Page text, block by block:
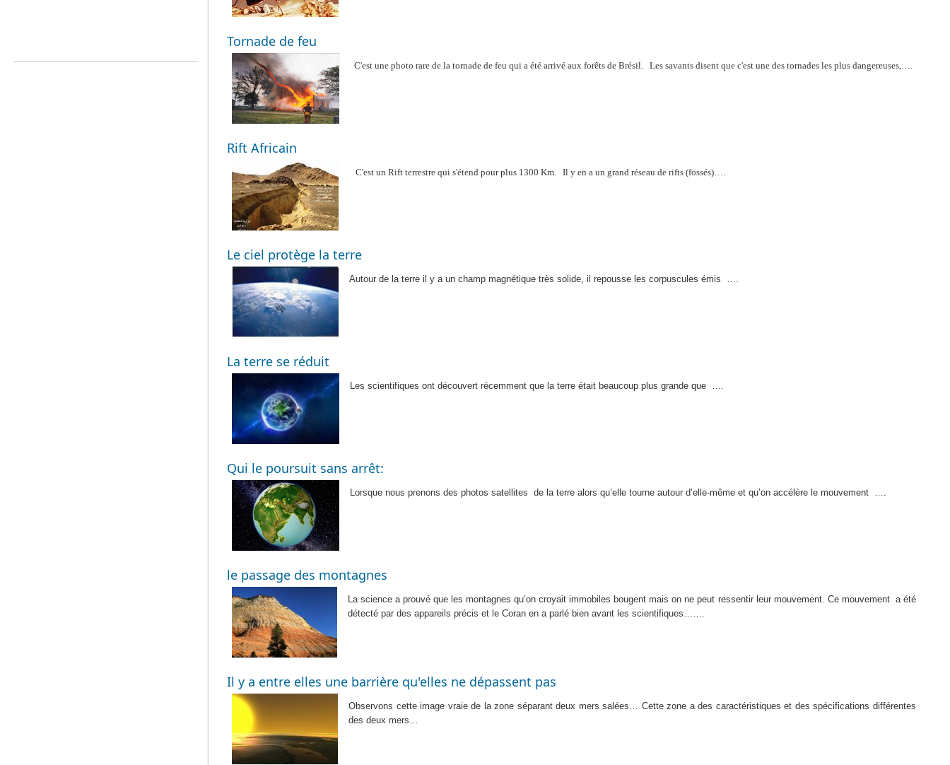
Tornade de feu
C'est une photo rare de la tornade de feu qui a été arrivé aux forêts de Brésil. Les savants disent que c'est une des tornades les plus dangereuses,….
Rift Africain
C'est un Rift terrestre qui s'étend pour plus 1300 Km. Il y en a un grand réseau de rifts (fossés)….
Le ciel protège la terre
Autour de la terre il y a un champ magnétique très solide, il repousse les corpuscules émis ….
La terre se réduit
Les scientifiques ont découvert récemment que la terre était beaucoup plus grande que ….
Qui le poursuit sans arrêt:
Lorsque nous prenons des photos satellites de la terre alors qu’elle tourne autour d’elle-même et qu’on accélère le mouvement ….
le passage des montagnes
La science a prouvé que les montagnes qu’on croyait immobiles bougent mais on ne peut ressentir leur mouvement. Ce mouvement a été
détecté par des appareils précis et le Coran en a parlé bien avant les scientifiques…….
Il y a entre elles une barrière qu'elles ne dépassent pas
Observons cette image vraie de la zone séparant deux mers salées… Cette zone a des caractéristiques et des spécifications différentes
des deux mers…